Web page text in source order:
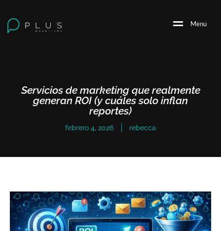
Menu
Servicios de marketing que realmente
generan ROI (y cuáles solo inflan
reportes)
febrero 4, 2026 rebecca